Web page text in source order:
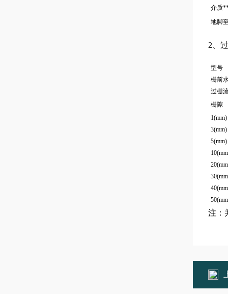
介质
地脚
2、
型号
栅前
过栅
栅隙
1(mm)
3(mm)
5(mm)
注：